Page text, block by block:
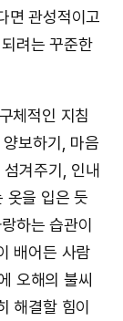
면 관성적이고
려는 꾸준한
체적인 지침
보하기, 마음
겨주기, 인내
옷을 입은 듯
하는 습관이
배어든 사람
오해의 불씨
해결할 힘이